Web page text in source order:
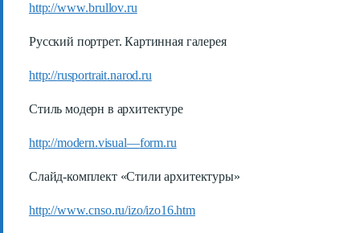
http://www.brullov.ru
Русский портрет. Картинная галерея
http://rusportrait.narod.ru
Стиль модерн в архитектуре
http://modern.visual—form.ru
Слайд-комплект «Стили архитектуры»
http://www.cnso.ru/izo/izo16.htm